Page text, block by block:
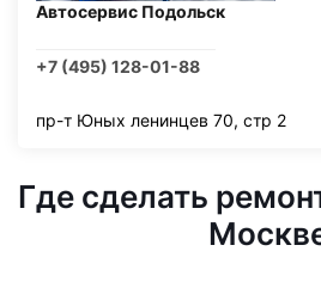
Автосервис Подольск
+7 (495) 128-01-88
пр-т Юных ленинцев 70, стр 2
Где сделать